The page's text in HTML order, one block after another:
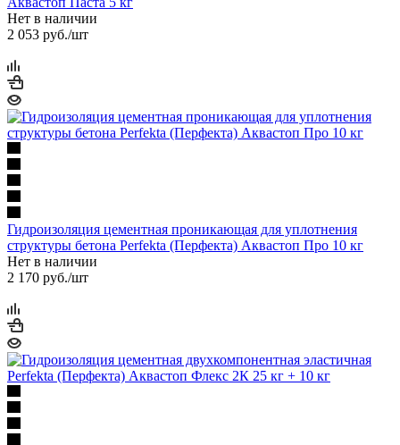
Нет в наличии
2 053 руб./шт
Гидроизоляция цементная проникающая для уплотнения
структуры бетона Perfekta (Перфекта) Аквастоп Про 10 кг
Нет в наличии
2 170 руб./шт